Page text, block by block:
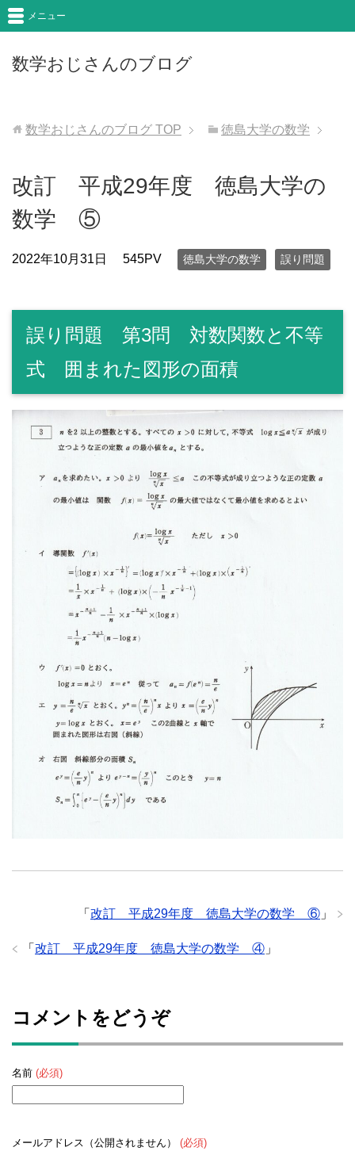
数学おじさんのブログ
メニュー
数学おじさんのブログ TOP 徳島大学の数学
改訂 平成29年度 徳島大学の
数学 ⑤
2022年10月31日 545PV 徳島大学の数学 誤り問題
誤り問題 第3問 対数関数と不等
式 囲まれた図形の面積
「 改訂 平成29年度 徳島大学の数学 ⑥ 」
「 改訂 平成29年度 徳島大学の数学 ④ 」
コメントをどうぞ
名前 (必須)
メールアドレス（公開されません） (必須)